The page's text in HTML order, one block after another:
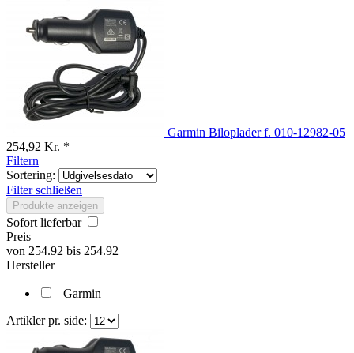
Garmin Biloplader f. 010-12982-05
254,92 Kr. *
Filtern
Sortering:
Filter schließen
Produkte anzeigen
Sofort lieferbar
Preis
von 254.92 bis 254.92
Hersteller
Garmin
Artikler pr. side: